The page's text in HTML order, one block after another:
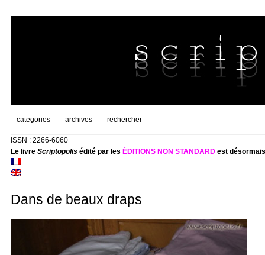
categories archives rechercher
ISSN : 2266-6060
Le livre Scriptopolisédité par les ÉDITIONS NON STANDARDest
Dans de beaux draps